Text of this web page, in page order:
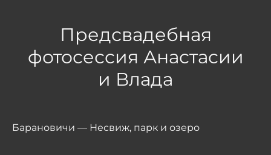
Предсвадебная
фотосессия Анастасии
и Влада
Барановичи — Несвиж, парк и озеро